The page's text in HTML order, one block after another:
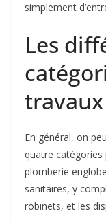
simplement
Les
En général, on
quatre catégories
plomberie
sanitaires, y
robinets, et les